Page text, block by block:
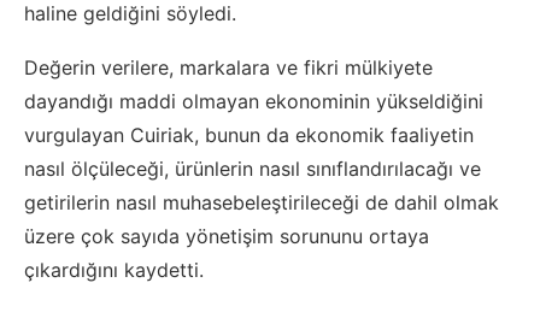
haline geldiğini söyledi.
Değerin verilere, markalara ve fikri mülkiyete
dayandığı maddi olmayan ekonominin yükseldiğini
vurgulayan Cuiriak, bunun da ekonomik faaliyetin
nasıl ölçüleceği, ürünlerin nasıl sınıflandırılacağı ve
getirilerin nasıl muhasebeleştirileceği de dahil olmak
üzere çok sayıda yönetişim sorununu ortaya
çıkardığını kaydetti.